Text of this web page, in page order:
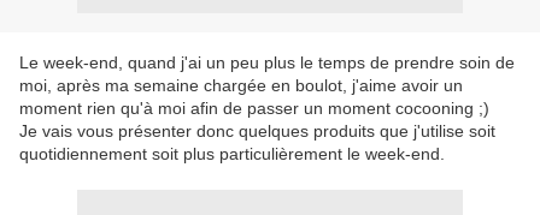
Le week-end, quand j'ai un peu plus le temps de prendre soin de
moi, après ma semaine chargée en boulot, j'aime avoir un
moment rien qu'à moi afin de passer un moment cocooning ;)
Je vais vous présenter donc quelques produits que j'utilise soit
quotidiennement soit plus particulièrement le week-end.